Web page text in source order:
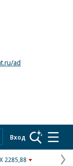
ad
Вход
2285,88